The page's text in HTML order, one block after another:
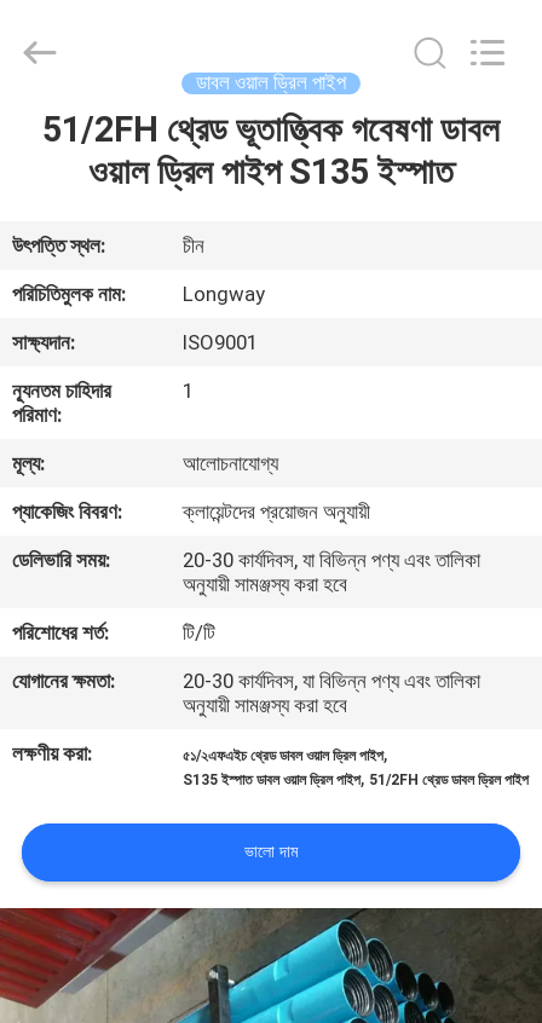
বাড়ি
ভিডিও
আমাদের
সম্পর্কে
কারখানা
ভ্রমণ
নিয়ন্ত্রণ
সাথে
করুন
খবর
সব
Reserved.
ডাবল ওয়াল ড্রিল পাইপ
51/2FH থ্রেড ভূতাত্ত্বিক গবেষণা ডাবল
ওয়াল ড্রিল পাইপ S135 ইস্পাত
উৎপত্তি স্থল:
চীন
পরিচিতিমুলক নাম:
Longway
সাক্ষ্যদান:
ISO9001
ন্যূনতম চাহিদার
পরিমাণ:
1
মূল্য:
আলোচনাযোগ্য
প্যাকেজিং বিবরণ:
ক্লায়েন্টদের প্রয়োজন অনুযায়ী
ডেলিভারি সময়:
20-30 কার্যদিবস, যা বিভিন্ন পণ্য এবং তালিকা
অনুযায়ী সামঞ্জস্য করা হবে
পরিশোধের শর্ত:
টি/টি
যোগানের ক্ষমতা:
20-30 কার্যদিবস, যা বিভিন্ন পণ্য এবং তালিকা
অনুযায়ী সামঞ্জস্য করা হবে
লক্ষণীয় করা:
৫১/২এফএইচ থ্রেড ডাবল ওয়াল ড্রিল পাইপ,
S135 ইস্পাত ডাবল ওয়াল ড্রিল পাইপ, 51/2FH থ্রেড ডাবল ড্রিল পাইপ
ভালো দাম